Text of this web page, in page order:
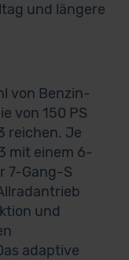
und längere
von Benzin-
von 150 PS
reichen. Je
mit einem 6-
7-Gang-S
und
adaptive